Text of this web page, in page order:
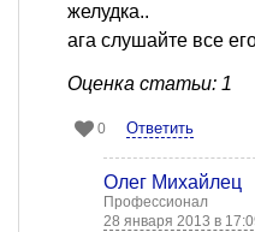
желудка..
ага слушайте все
Оценка статьи: 1
0 Ответить
Олег Михайлец
Профессионал
28 января 2013 в